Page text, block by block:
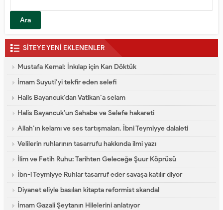
SİTEYE YENİ EKLENENLER
Mustafa Kemal: İnkılap için Kan Döktük
İmam Suyuti’yi tekfir eden selefi
Halis Bayancuk’dan Vatikan’a selam
Halis Bayancuk’un Sahabe ve Selefe hakareti
Allah’ın kelamı ve ses tartışmaları. İbni Teymiyye dalaleti
Velilerin ruhlarının tasarrufu hakkında ilmi yazı
İlim ve Fetih Ruhu: Tarihten Geleceğe Şuur Köprüsü
İbn-i Teymiyye Ruhlar tasarruf eder savaşa katılır diyor
Diyanet eliyle basılan kitapta reformist skandal
İmam Gazali Şeytanın Hilelerini anlatıyor